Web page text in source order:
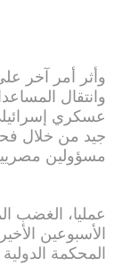
وأثر أمر آخر
وانتقال
عسكري
جيد من خلال
مسؤولين
عمليا، الغضب
الأسبوعين
المحكمة